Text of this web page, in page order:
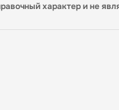
характер и не